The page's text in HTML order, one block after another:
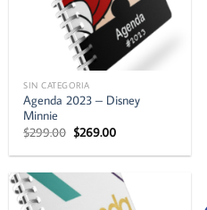
SIN CATEGORIA
Agenda 2023 – Disney
Minnie
$299.00 El
precio
original
$299.00.
$269.00El
actual
$269.00.